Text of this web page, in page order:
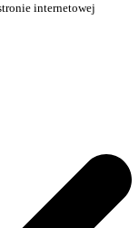
internetowej